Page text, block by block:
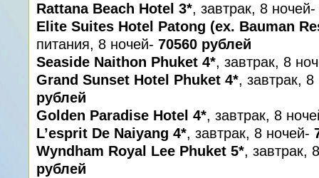
Rattana Beach Hotel 3*, завтрак, 8 ночей-
Elite Suites Hotel Patong (ex. Bauman
питания, 8 ночей- 70560 рублей
Seaside Naithon Phuket 4*, завтрак, 8
Grand Sunset Hotel Phuket 4*, завтрак,
рублей
Golden Paradise Hotel 4*, завтрак, 8
L’esprit De Naiyang 4*, завтрак, 8 ночей-
Wyndham Royal Lee Phuket 5*, завтрак,
рублей